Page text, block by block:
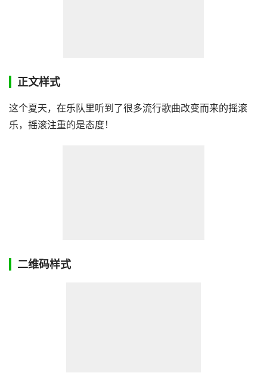
正文样式
这个夏天，在乐队里听到了很多流行歌曲改变而来的摇滚
乐，摇滚注重的是态度！
二维码样式